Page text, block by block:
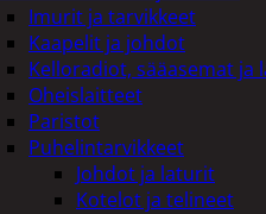
Imurit ja tarvikkeet
Kaapelit ja johdot
Kelloradiot, sääasemat
Oheislaitteet
Paristot
Puhelintarvikkeet
Johdot ja laturit
Kotelot ja telineet